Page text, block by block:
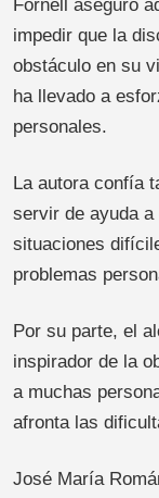
Fornell aseguró
impedir que la
obstáculo en su
ha llevado a
personales.
La autora confía
servir de ayuda
situaciones
problemas
Por su parte, el
inspirador de la
a muchas
afronta las
José María